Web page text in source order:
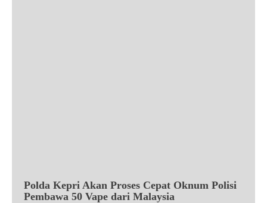
Polda Kepri Akan Proses Cepat Oknum Polisi
Pembawa 50 Vape dari Malaysia